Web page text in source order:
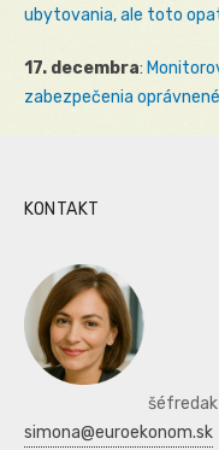
ubytovania, ale toto
17. decembra:
zabezpečenia
KONTAKT
simona@euroekonom.sk